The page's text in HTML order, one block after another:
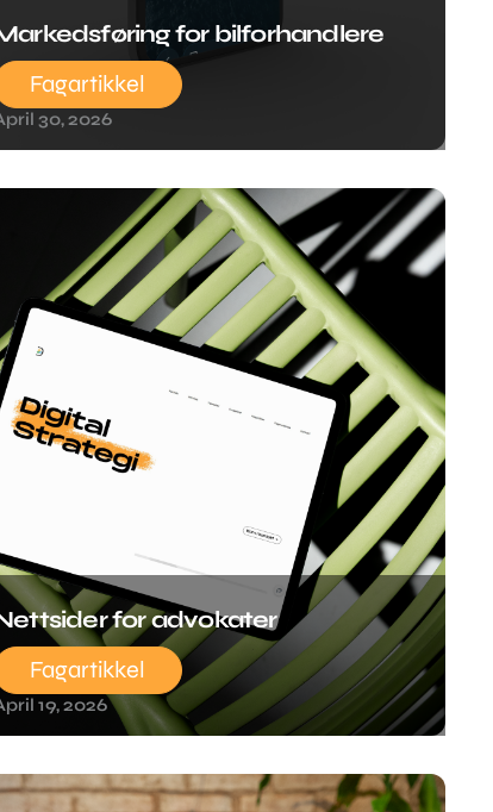
for bilforhandlere
Fagartikkel
30, 2026
for advokater
Fagartikkel
19, 2026